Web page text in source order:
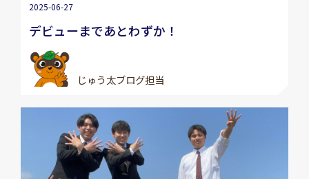
2025-06-27
デビューまであとわずか！
じゅう太ブログ担当